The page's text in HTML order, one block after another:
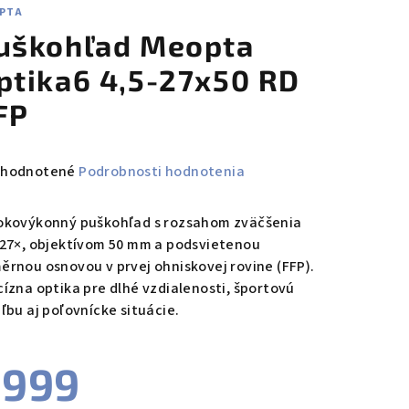
Meopta
4,5-27x50 RD
Podrobnosti hodnotenia
puškohľad s rozsahom zväčšenia
objektívom 50 mm a podsvietenou
osnovou v prvej ohniskovej rovine (FFP).
optika pre dlhé vzdialenosti, športovú
aj poľovnícke situácie.